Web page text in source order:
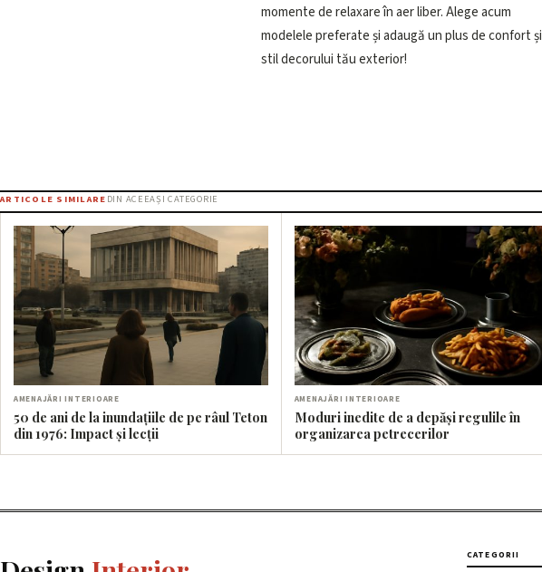
momente de relaxare în aer liber. Alege acum
modelele preferate și adaugă un plus de confort și
stil decorului tău exterior!
ARTICOLE SIMILARE DIN ACEEAȘI CATEGORIE
AMENAJĂRI INTERIOARE
50 de ani de la inundațiile de pe râul Teton
din 1976: Impact și lecții
AMENAJĂRI INTERIOARE
Moduri inedite de a depăși regulile în
organizarea petrecerilor
CATEGORII